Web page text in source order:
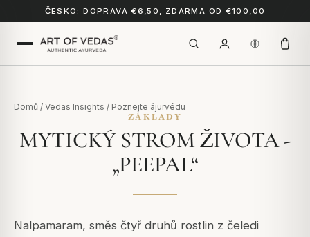
ČESKO: DOPRAVA €6,50, ZDARMA OD €100,00
Domů / Vedas Insights / Poznejte ájurvédu
ZÁKLADY
MYTICKÝ STROM ŽIVOTA -
„PEEPAL“
Nalpamaram, směs čtyř druhů rostlin z čeledi